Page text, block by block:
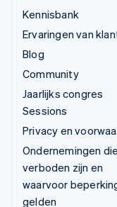
Kennisbank
Ervaringen van
Blog
Community
Jaarlijks congres
Sessions
Privacy en
Ondernemingen die
verboden zijn en
waarvoor
gelden